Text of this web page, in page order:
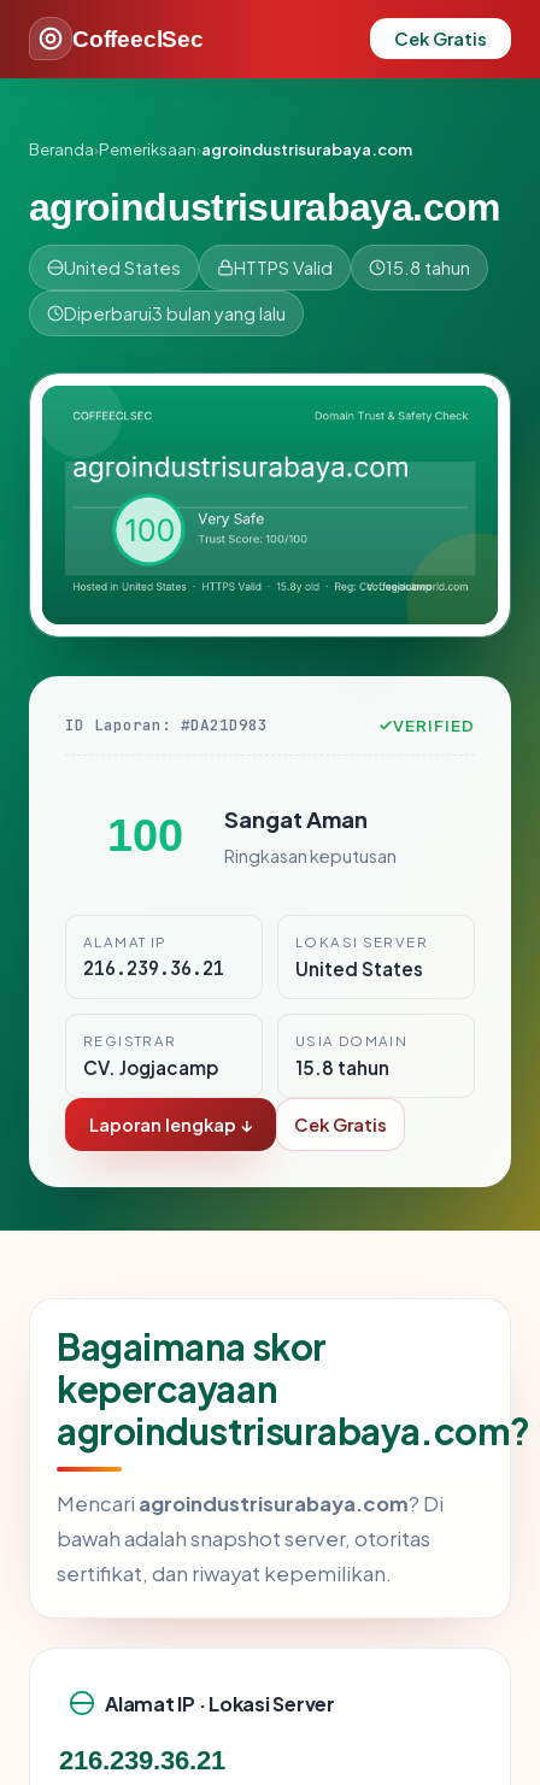
CoffeeclSec Cek Gratis
Beranda›Pemeriksaan›agroindustrisurabaya.com
agroindustrisurabaya.com
United States HTTPS Valid 15.8 tahun
Diperbarui3 bulan yang lalu
ID Laporan: #DA21D983 VERIFIED
100 Sangat Aman
Ringkasan keputusan
ALAMAT IP
216.239.36.21
LOKASI SERVER
United States
REGISTRAR
CV. Jogjacamp
USIA DOMAIN
15.8 tahun
Laporan lengkap ↓ Cek Gratis
Bagaimana skor
kepercayaan
agroindustrisurabaya.com?
Mencari agroindustrisurabaya.com? Di
bawah adalah snapshot server, otoritas
sertifikat, dan riwayat kepemilikan.
Alamat IP · Lokasi Server
216.239.36.21